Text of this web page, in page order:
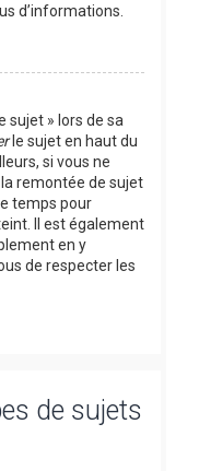
d’informations.
sujet » lors de sa
le sujet en haut du
si vous ne
remontée de sujet
temps pour
Il est également
en y
de respecter les
de sujets